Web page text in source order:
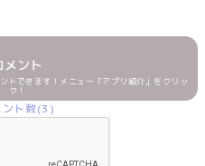
メント
トできます！メニュー「アプリ紹介」をクリッ
ク！
ント数(3)